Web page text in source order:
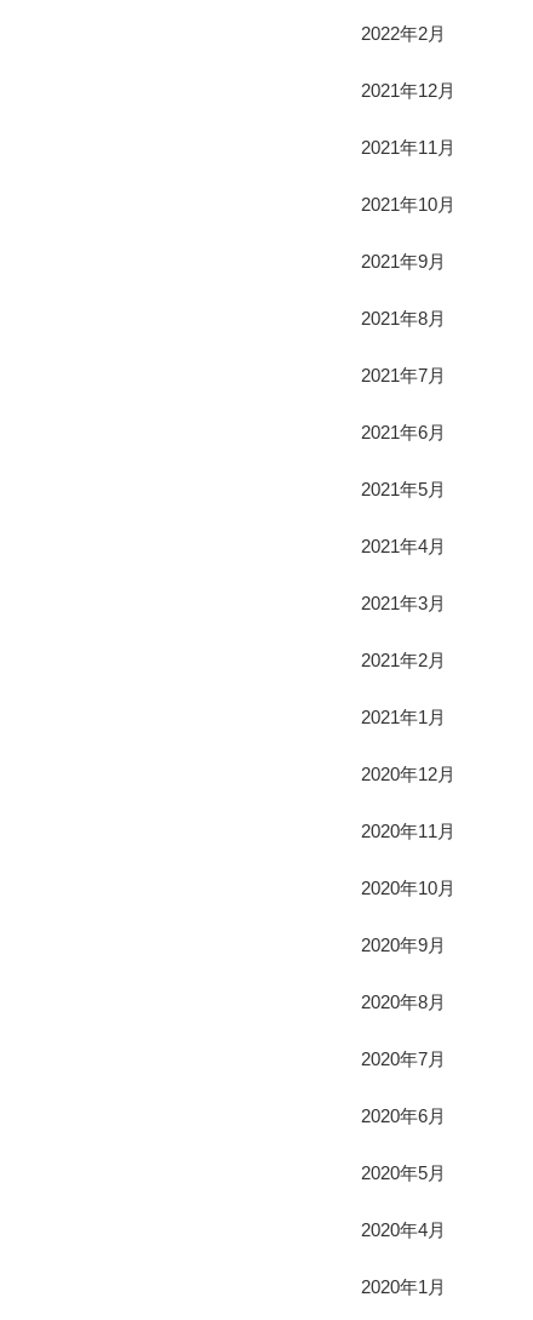
2022年2月
2021年12月
2021年11月
2021年10月
2021年9月
2021年8月
2021年7月
2021年6月
2021年5月
2021年4月
2021年3月
2021年2月
2021年1月
2020年12月
2020年11月
2020年10月
2020年9月
2020年8月
2020年7月
2020年6月
2020年5月
2020年4月
2020年1月